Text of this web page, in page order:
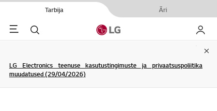
Tarbija Äri
Menu Otsi Minu
LG Electronics teenuse kasutustingimuste ja privaatsuspoliitika
muudatused (29/04/2026)